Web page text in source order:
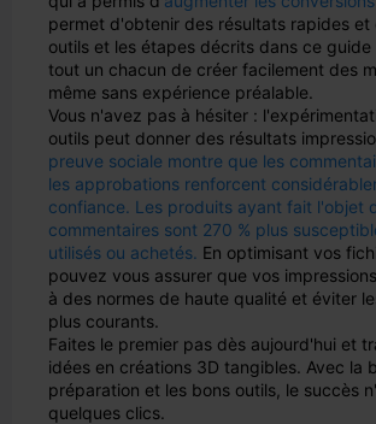
permet d'obtenir des résultats rapides et
outils et les étapes décrits dans ce
tout un chacun de créer facilement des
même sans expérience préalable.
Vous n'avez pas à hésiter :
outils peut donner des résultats
preuve sociale montre que les
les approbations renforcent
confiance. Les produits ayant fait l'objet
commentaires sont 270 % plus
utilisés ou achetés. En optimisant vos
pouvez vous assurer que vos
à des normes de haute qualité et éviter
plus courants.
Faites le premier pas dès aujourd'hui et
idées en créations 3D tangibles. Avec la
préparation et les bons outils, le succès
quelques clics.